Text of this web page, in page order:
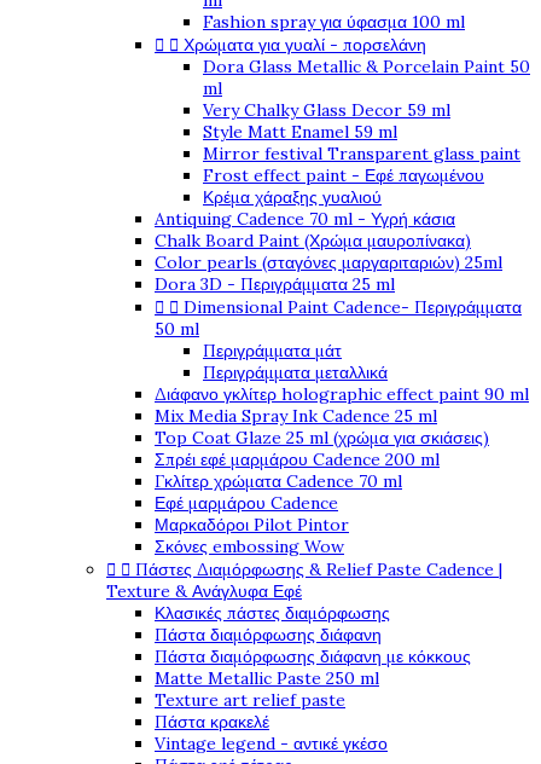
Fashion spray για ύφασμα 100 ml
  Χρώματα για γυαλί - πορσελάνη
Dora Glass Metallic & Porcelain Paint 50
ml
Very Chalky Glass Decor 59 ml
Style Matt Enamel 59 ml
Mirror festival Transparent glass paint
Frost effect paint - Εφέ παγωμένου
Κρέμα χάραξης γυαλιού
Antiquing Cadence 70 ml - Υγρή κάσια
Chalk Board Paint (Χρώμα μαυροπίνακα)
Color pearls (σταγόνες μαργαριταριών) 25ml
Dora 3D - Περιγράμματα 25 ml
  Dimensional Paint Cadence- Περιγράμματα
50 ml
Περιγράμματα μάτ
Περιγράμματα μεταλλικά
Διάφανο γκλίτερ holographic effect paint 90 ml
Mix Media Spray Ink Cadence 25 ml
Top Coat Glaze 25 ml (χρώμα για σκιάσεις)
Σπρέι εφέ μαρμάρου Cadence 200 ml
Γκλίτερ χρώματα Cadence 70 ml
Εφέ μαρμάρου Cadence
Μαρκαδόροι Pilot Pintor
Σκόνες embossing Wow
  Πάστες Διαμόρφωσης & Relief Paste Cadence |
Texture & Ανάγλυφα Εφέ
Κλασικές πάστες διαμόρφωσης
Πάστα διαμόρφωσης διάφανη
Πάστα διαμόρφωσης διάφανη με κόκκους
Matte Metallic Paste 250 ml
Texture art relief paste
Πάστα κρακελέ
Vintage legend - αντικέ γκέσο